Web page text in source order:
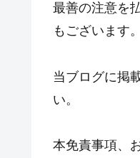
最善の注意を
もございます。
当ブログに掲
い。
本免責事項、